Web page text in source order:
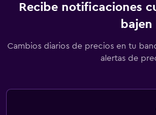
Recibe notificaciones
bajen
Cambios diarios de precios en tu
alertas de